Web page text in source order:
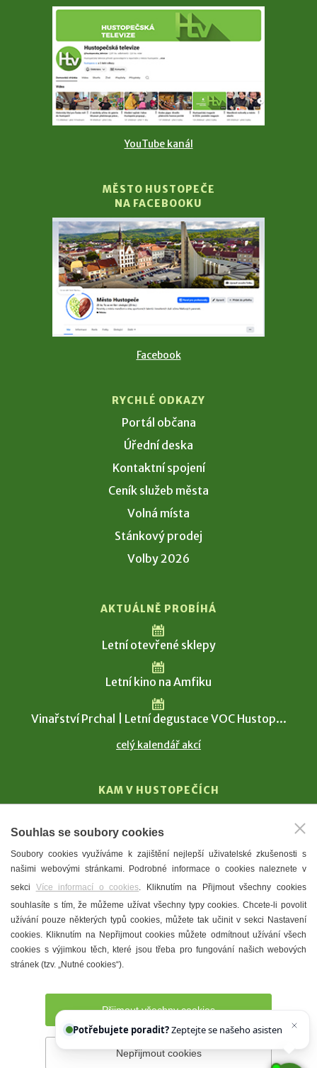
YouTube kanál
MĚSTO HUSTOPEČE
NA FACEBOOKU
Facebook
RYCHLÉ ODKAZY
Portál občana
Úřední deska
Kontaktní spojení
Ceník služeb města
Volná místa
Stánkový prodej
Volby 2026
AKTUÁLNĚ PROBÍHÁ
Letní otevřené sklepy
Letní kino na Amfiku
Vinařství Prchal | Letní degustace VOC Hustop...
celý kalendář akcí
KAM V HUSTOPEČÍCH
T. G. Masaryk
Mandloně
Ubytování
Restaurace
Městské muzeum a galerie
Denní meníčka
Prohlášení o přístupnosti Správce webu
Souhlas se soubory cookies
Soubory cookies využíváme k zajištění nejlepší uživatelské zkušenosti s
našimi webovými stránkami. Podrobné informace o cookies naleznete v
sekci Více informací o cookies. Kliknutím na Přijmout všechny cookies
souhlasíte s tím, že můžeme užívat všechny typy cookies. Chcete-li povolit
užívání pouze některých typů cookies, můžete tak učinit v sekci Nastavení
cookies. Kliknutím na Nepřijmout cookies můžete odmítnout užívání všech
cookies s výjimkou těch, které jsou třeba pro fungování našich webových
stránek (tzv. „Nutné cookies“).
Přijmout všechny cookies
Nepřijmout cookies
Potřebujete poradit?
Chettyho.